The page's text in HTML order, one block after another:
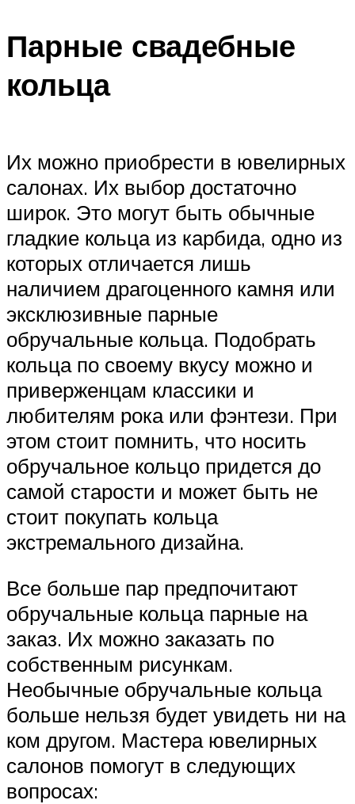
Парные свадебные
кольца
Их можно приобрести в ювелирных
салонах. Их выбор достаточно
широк. Это могут быть обычные
гладкие кольца из карбида, одно из
которых отличается лишь
наличием драгоценного камня или
эксклюзивные парные
обручальные кольца. Подобрать
кольца по своему вкусу можно и
приверженцам классики и
любителям рока или фэнтези. При
этом стоит помнить, что носить
обручальное кольцо придется до
самой старости и может быть не
стоит покупать кольца
экстремального дизайна.
Все больше пар предпочитают
обручальные кольца парные на
заказ. Их можно заказать по
собственным рисункам.
Необычные обручальные кольца
больше нельзя будет увидеть ни на
ком другом. Мастера ювелирных
салонов помогут в следующих
вопросах: